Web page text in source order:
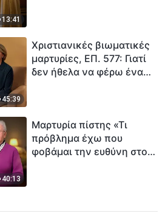
13:41
45:39
Χριστιανικές βιωματικές
μαρτυρίες, ΕΠ. 577: Γιατί
δεν ήθελα να φέρω ένα
40:13
Μαρτυρία πίστης «Τι
πρόβλημα έχω που
φοβάμαι την ευθύνη στο